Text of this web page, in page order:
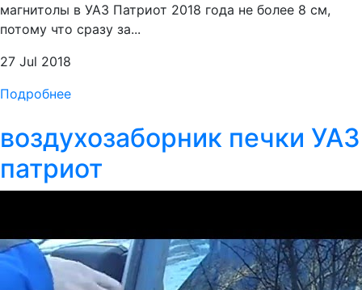
магнитолы в УАЗ Патриот 2018 года не более 8 см,
потому что сразу за...
27 Jul 2018
Подробнее
воздухозаборник печки УАЗ
патриот